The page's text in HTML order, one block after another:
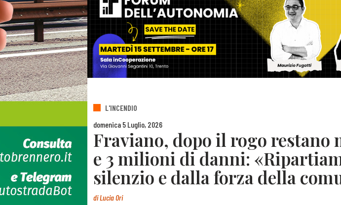
L'INCENDIO
domenica 5 Luglio, 2026
Fraviano, dopo il rogo restano
e 3 milioni di danni:
silenzio e dalla forza della
diLucia Ori